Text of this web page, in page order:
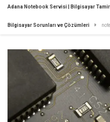
Adana Notebook Servisi | Bilgisayar
Bilgisayar Sorunları ve Çözümleri